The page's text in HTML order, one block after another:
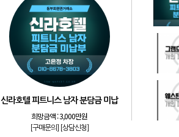
신라호텔 피트니스 남자 분담금 미납
희망금액 :3,000만원
[구매문의] [상담신청]